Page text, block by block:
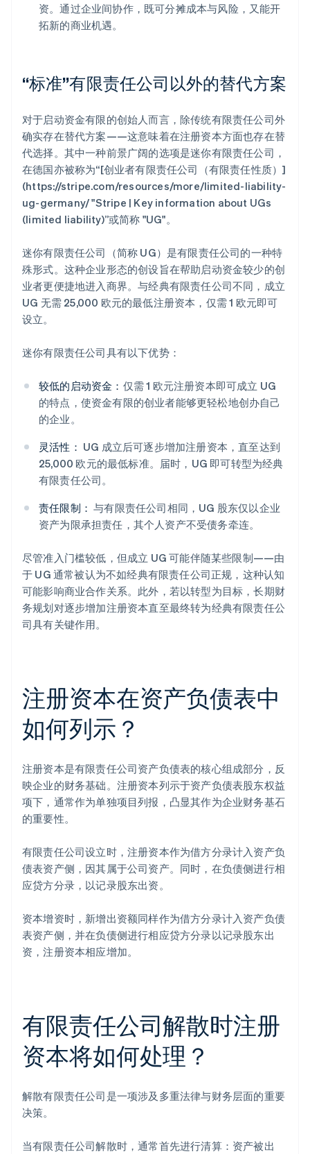
资。通过企业间协作，既可分摊成本与风险，又能开
拓新的商业机遇。
“标准”有限责任公司以外的替代方案
对于启动资金有限的创始人而言，除传统有限责任公司外
确实存在替代方案——这意味着在注册资本方面也存在替
代选择。其中一种前景广阔的选项是迷你有限责任公司，
在德国亦被称为“[创业者有限责任公司（有限责任性质）]
(https://stripe.com/resources/more/limited-liability-
ug-germany/ "Stripe | Key information about UGs
(limited liability)”或简称 "UG"。
迷你有限责任公司（简称 UG）是有限责任公司的一种特
殊形式。这种企业形态的创设旨在帮助启动资金较少的创
业者更便捷地进入商界。与经典有限责任公司不同，成立
UG 无需 25,000 欧元的最低注册资本，仅需 1 欧元即可
设立。
迷你有限责任公司具有以下优势：
较低的启动资金： 仅需 1 欧元注册资本即可成立 UG
的特点，使资金有限的创业者能够更轻松地创办自己
的企业。
灵活性： UG 成立后可逐步增加注册资本，直至达到
25,000 欧元的最低标准。届时，UG 即可转型为经典
有限责任公司。
责任限制： 与有限责任公司相同，UG 股东仅以企业
资产为限承担责任，其个人资产不受债务牵连。
尽管准入门槛较低，但成立 UG 可能伴随某些限制——由
于 UG 通常被认为不如经典有限责任公司正规，这种认知
可能影响商业合作关系。此外，若以转型为目标，长期财
务规划对逐步增加注册资本直至最终转为经典有限责任公
司具有关键作用。
注册资本在资产负债表中
如何列示？
注册资本是有限责任公司资产负债表的核心组成部分，反
映企业的财务基础。注册资本列示于资产负债表股东权益
项下，通常作为单独项目列报，凸显其作为企业财务基石
的重要性。
有限责任公司设立时，注册资本作为借方分录计入资产负
债表资产侧，因其属于公司资产。同时，在负债侧进行相
应贷方分录，以记录股东出资。
资本增资时，新增出资额同样作为借方分录计入资产负债
表资产侧，并在负债侧进行相应贷方分录以记录股东出
资，注册资本相应增加。
有限责任公司解散时注册
资本将如何处理？
解散有限责任公司是一项涉及多重法律与财务层面的重要
决策。
当有限责任公司解散时，通常首先进行清算：资产被出
阿联酋